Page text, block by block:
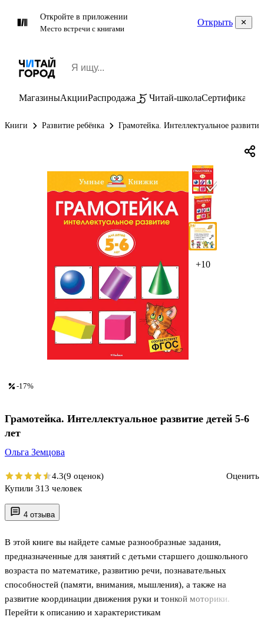
Откройте в приложении
Место встречи с книгами
Открыть
МагазиныАкцииРаспродажа Читай-школаСертификаты
Книги Развитие ребёнка Грамотейка. Интеллектуальное
+10
4 отзыва
В этой книге вы найдете самые разнообразные задания,
предназначенные для занятий с детьми старшего дошкольного
возраста по математике, развитию речи, познавательных
способностей (памяти, внимания, мышления), а также на
развитие координации движения руки и тонкой моторики.
Малыши смогут узнать много нового и интересного об
Перейти к описанию и характеристикам
-17%
Грамотейка. Интеллектуальное развитие детей 5-6
лет
Ольга Земцова
4.3(9 оценок)
Оценить
Купили 313 человек